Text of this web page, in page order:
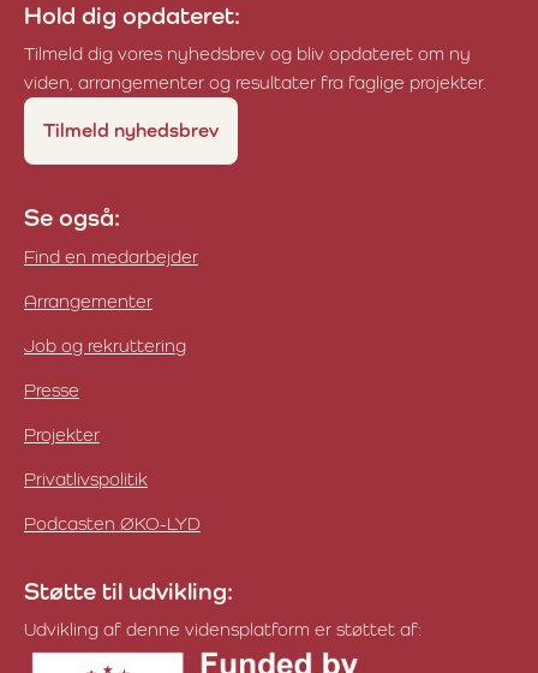
Hold dig opdateret:
Tilmeld dig vores nyhedsbrev og bliv opdateret om ny
viden, arrangementer og resultater fra faglige projekter.
Tilmeld nyhedsbrev
Se også:
Find en medarbejder
Arrangementer
Job og rekruttering
Presse
Projekter
Privatlivspolitik
Podcasten ØKO-LYD
Støtte til udvikling:
Udvikling af denne vidensplatform er støttet af: